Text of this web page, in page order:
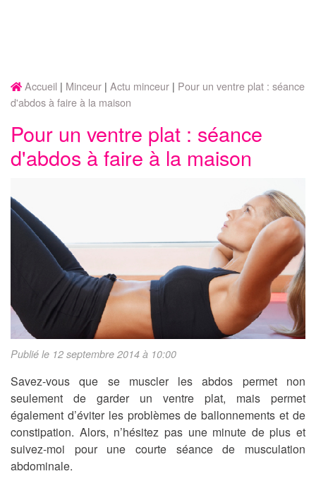
Accueil Minceur Actu minceur
Pour un ventre plat : séance
d'abdos à faire à la maison
Pour un ventre plat : séance
d'abdos à faire à la maison
Publié le 12 septembre 2014 à 10:00
Savez-vous que se muscler les abdos permet non
seulement de garder un ventre plat, mais permet
également d’éviter les problèmes de ballonnements et de
constipation. Alors, n’hésitez pas une minute de plus et
suivez-moi pour une courte séance de musculation
abdominale.